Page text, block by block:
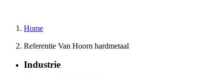
Home
Referentie Van Hoorn hardmetaal
Industrie